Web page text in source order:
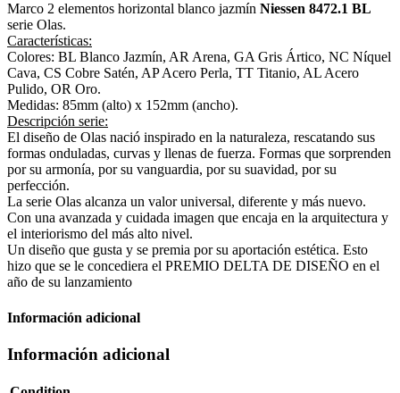
Marco 2 elementos horizontal blanco jazmín Niessen 8472.1 BL
serie Olas.
Características:
Colores: BL Blanco Jazmín, AR Arena, GA Gris Ártico, NC Níquel
Cava, CS Cobre Satén, AP Acero Perla, TT Titanio, AL Acero
Pulido, OR Oro.
Medidas: 85mm (alto) x 152mm (ancho).
Descripción serie:
El diseño de Olas nació inspirado en la naturaleza, rescatando sus
formas onduladas, curvas y llenas de fuerza. Formas que sorprenden
por su armonía, por su vanguardia, por su suavidad, por su
perfección.
La serie Olas alcanza un valor universal, diferente y más nuevo.
Con una avanzada y cuidada imagen que encaja en la arquitectura y
el interiorismo del más alto nivel.
Un diseño que gusta y se premia por su aportación estética. Esto
hizo que se le concediera el PREMIO DELTA DE DISEÑO en el
año de su lanzamiento
Información adicional
Información adicional